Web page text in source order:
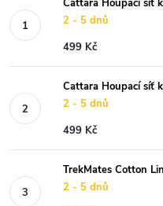
Cattara Houpací síť
2 - 5 dnů
499 Kč
Cattara Houpací síť
2 - 5 dnů
499 Kč
TrekMates Cotton
2 - 5 dnů